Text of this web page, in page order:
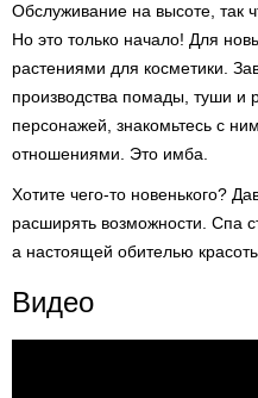
Обслуживание на высоте, так
Но это только начало! Для
растениями для косметики.
производства помады, туши и
персонажей, знакомьтесь с
отношениями. Это имба.
Хотите чего-то новенького?
расширять возможности. Спа
а настоящей обителью
Видео